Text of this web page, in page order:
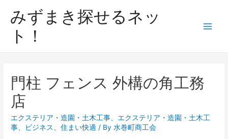
みずまき探せるネッ
ト！
門柱 フェンス 外構の角工務
店
エクステリア・造園・土木工事、 エクステリア・造園・土木工
事、 ビジネス、住まい快適 / By水巻町商工会